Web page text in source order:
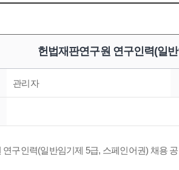
헌법재판연구원 연구인력(일
관리자
구인력(일반임기제 5급, 스페인어권) 채용